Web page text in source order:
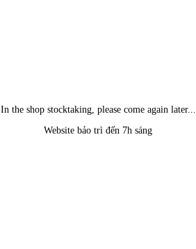
In the shop stocktaking, please come again later...
Website bảo trì đến 7h sáng